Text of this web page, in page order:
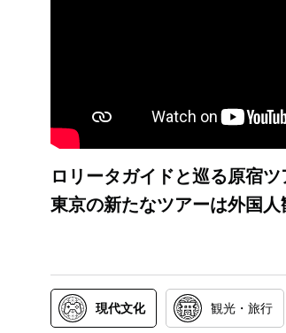
ロリータガイドと巡る原宿
東京の新たなツアーは外国人
現代文化 観光・旅行